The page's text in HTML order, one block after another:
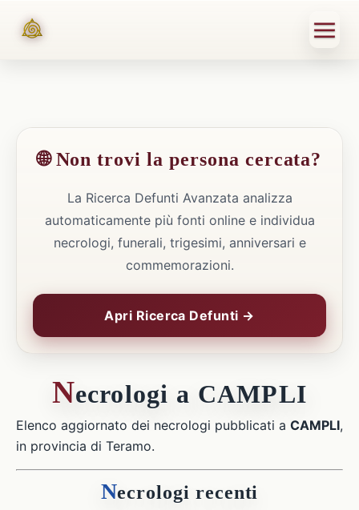
🌐 Non trovi la persona cercata?
La Ricerca Defunti Avanzata analizza
automaticamente più fonti online e individua
necrologi, funerali, trigesimi, anniversari e
commemorazioni.
Apri Ricerca Defunti →
Necrologi a CAMPLI
Elenco aggiornato dei necrologi pubblicati a CAMPLI,
in provincia di Teramo.
Necrologi recenti